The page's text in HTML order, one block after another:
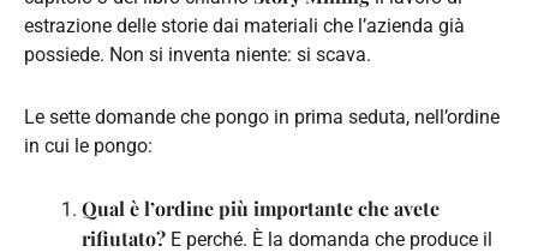
estrazione delle storie dai materiali che l’azienda già
possiede. Non si inventa niente: si scava.
Le sette domande che pongo in prima seduta, nell’ordine
in cui le pongo:
Qual è l’ordine più importante che avete
rifiutato? E perché. È la domanda che produce il